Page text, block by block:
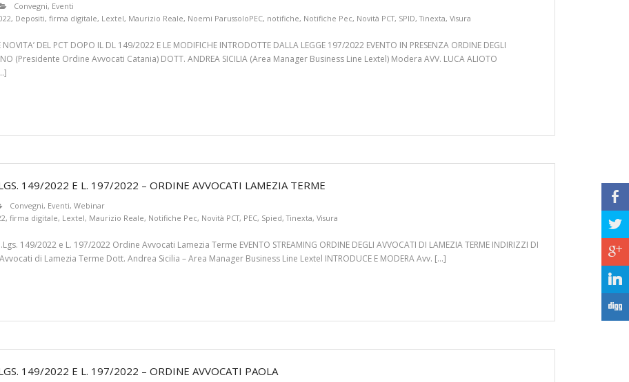
Convegni, Eventi
, Depositi, firma digitale, Lextel, Maurizio Reale, Noemi ParussoloPEC, notifiche, Notifiche Pec, Novità PCT, SPID,Tinexta, Visura
DEL PCT DOPO IL DL 149/2022 E LE MODIFICHE INTRODOTTE DALLA LEGGE 197/2022 EVENTO IN PRESENZA ORDINE DEGLI
(Presidente Ordine Avvocati Catania) DOTT. ANDREA SICILIA (Area Manager Business Line Lextel) Modera AVV. LUCA ALIOTO
149/2022 E L. 197/2022 – ORDINE AVVOCATI LAMEZIA TERME
Convegni, Eventi, Webinar
, firma digitale, Lextel, Maurizio Reale, Notifiche Pec, Novità PCT, PEC, Spied,Tinexta, Visura
149/2022 e L. 197/2022 Ordine Avvocati Lamezia Terme EVENTO STREAMING ORDINE DEGLI AVVOCATI DI LAMEZIA TERME INDIRIZZI DI
di Lamezia Terme Dott. Andrea Sicilia – Area Manager Business Line Lextel INTRODUCE E MODERA Avv. […]
149/2022 E L. 197/2022 – ORDINE AVVOCATI PAOLA
b
a
c
j
F